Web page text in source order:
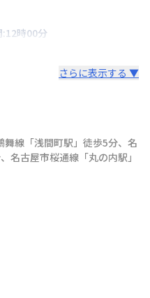
:12時00分
さらに表示する ▼
舞線 「浅間町駅 」 徒歩5分、 名
、 名古屋市桜通線 「丸の内駅 」